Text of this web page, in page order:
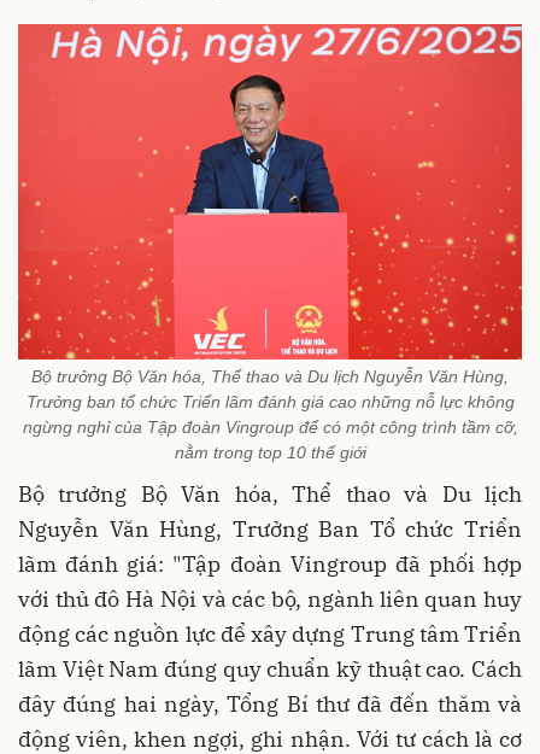
Bộ trưởng Bộ Văn hóa, Thể thao và Du lịch Nguyễn Văn Hùng,
Trưởng ban tổ chức Triển lãm đánh giá cao những nỗ lực không
ngừng nghỉ của Tập đoàn Vingroup để có một công trình tầm cỡ,
nằm trong top 10 thế giới
Bộ trưởng Bộ Văn hóa, Thể thao và Du lịch
Nguyễn Văn Hùng, Trưởng Ban Tổ chức Triển
lãm đánh giá: "Tập đoàn Vingroup đã phối hợp
với thủ đô Hà Nội và các bộ, ngành liên quan huy
động các nguồn lực để xây dựng Trung tâm Triển
lãm Việt Nam đúng quy chuẩn kỹ thuật cao. Cách
đây đúng hai ngày, Tổng Bí thư đã đến thăm và
động viên, khen ngợi, ghi nhận. Với tư cách là cơ